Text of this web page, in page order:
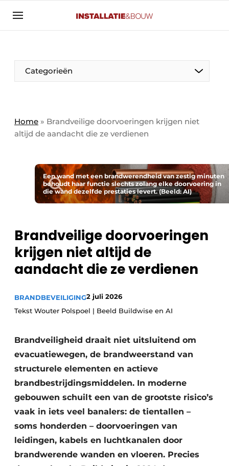
Aanmelden
Banner overzicht
BedrijvenAanmeldenBedankt voor de aanmelding
Contact
Evenement aanmelden
Meest gelezen
Nieuwsbrief
Podcasts
Vacature aanmelden
Vacatures
Video’s
Categorieën
Panelgesprek
Solar
Sanitair
Brandbeveiliging
Ventilatie
Warmtepompen
Home » Brandveilige doorvoeringen krijgen niet
altijd de aandacht die ze verdienen
Een wand met een brandwerendheid van zestig minuten
behoudt haar functie slechts zolang elke doorvoering in
die wand dezelfde prestaties levert. (Beeld: AI)
Brandveilige doorvoeringen
krijgen niet altijd de
aandacht die ze verdienen
BRANDBEVEILIGING2 juli 2026
Tekst Wouter Polspoel | Beeld Buildwise en AI
Brandveiligheid draait niet uitsluitend om
evacuatiewegen, de brandweerstand van
structurele elementen en actieve
brandbestrijdingsmiddelen. In moderne
gebouwen schuilt een van de grootste risico’s
vaak in iets veel banalers: de tientallen –
soms honderden – doorvoeringen van
leidingen, kabels en luchtkanalen door
brandwerende wanden en vloeren. Precies